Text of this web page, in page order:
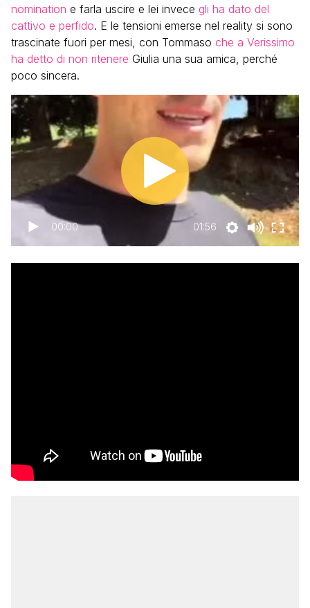
nomination e farla uscire e lei invece gli ha dato del
cattivo e perfido. E le tensioni emerse nel reality si sono
trascinate fuori per mesi, con Tommaso che a Verissimo
ha detto di non ritenere Giulia una sua amica, perché
poco sincera.
00:00 01:56